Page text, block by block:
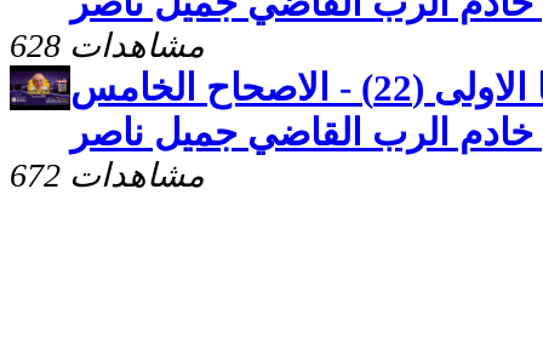
628 مشاهدات
كنوز مخفيّه "رسالة يوحنا الاولى (22) - الاصحاح الخامس
672 مشاهدات